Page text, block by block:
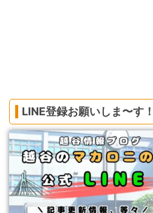
LINE登録お願いしま〜す！